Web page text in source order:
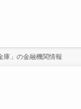
庫」の金融機関情報